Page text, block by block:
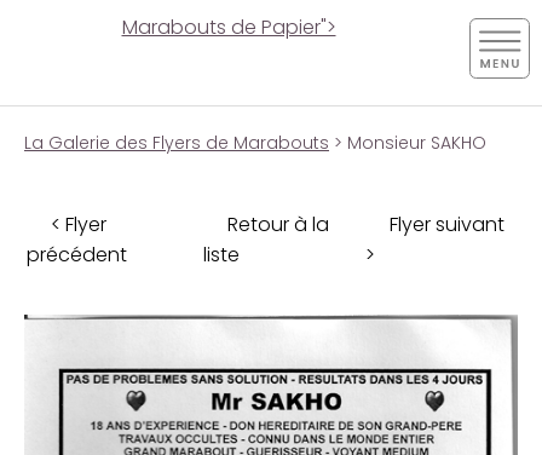
Marabouts de Papier">
La Galerie des Flyers de Marabouts > Monsieur SAKHO
< Flyer
précédent
Retour à la
liste
Flyer suivant
>